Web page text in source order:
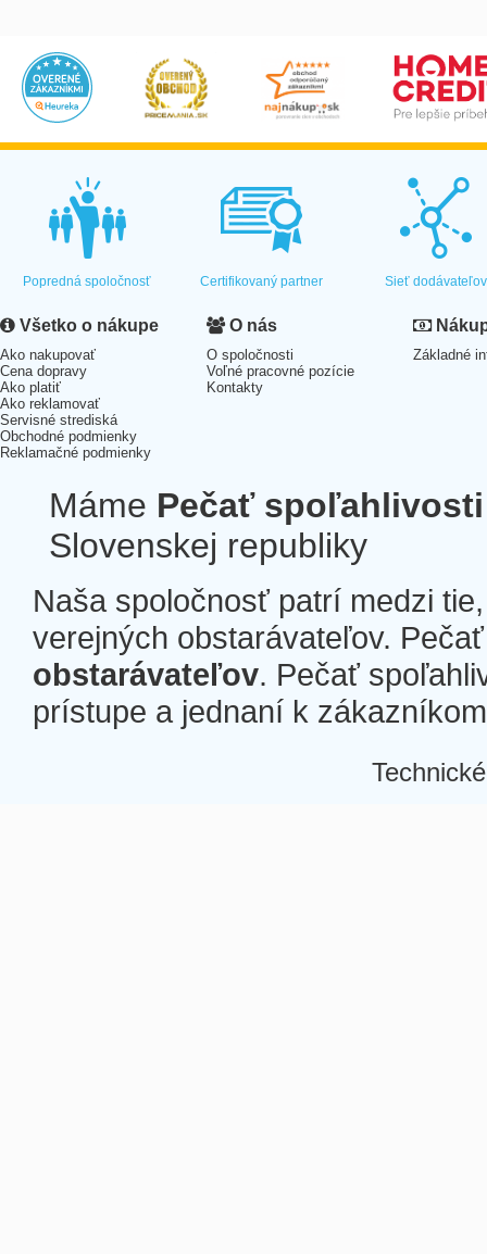
Popredná spoločnosť Certifikovaný partner Sieť dodávateľov
Všetko o nákupe
Ako nakupovať
Cena dopravy
Ako platiť
Ako reklamovať
Servisné strediská
Obchodné podmienky
Reklamačné podmienky
O nás
O spoločnosti
Voľné pracovné pozície
Kontakty
Základné
Máme Pečať spoľahlivosti
Slovenskej republiky
Naša spoločnosť patrí medzi
verejných obstarávateľov.
obstarávateľov. Pečať
prístupe a jednaní k